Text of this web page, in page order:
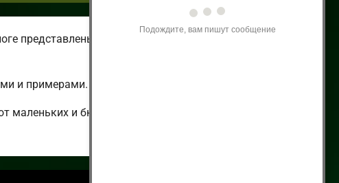
представлены летние и зимние
и примерами.
маленьких и бюджетных до огромных
Здравствуйте! Я могу
акциям и проектам.